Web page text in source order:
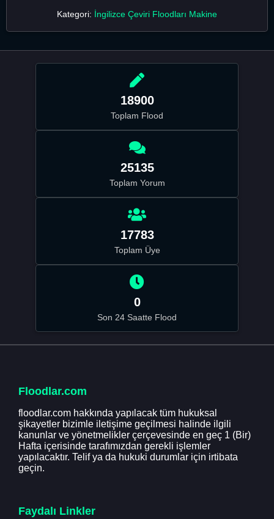
Kategori: İngilizce Çeviri Floodları Makine
18900
Toplam Flood
25135
Toplam Yorum
17783
Toplam Üye
0
Son 24 Saatte Flood
Floodlar.com
floodlar.com hakkında yapılacak tüm hukuksal
şikayetler bizimle iletişime geçilmesi halinde ilgili
kanunlar ve yönetmelikler çerçevesinde en geç 1 (Bir)
Hafta içerisinde tarafımızdan gerekli işlemler
yapılacaktır. Telif ya da hukuki durumlar için irtibata
geçin.
Faydalı Linkler